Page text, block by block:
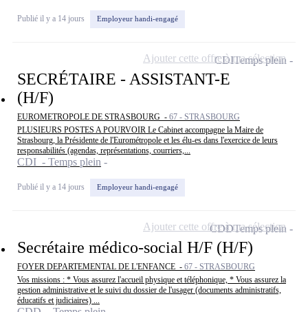
Publié il y a 14 jours Employeur handi-engagé
SECRÉTAIRE - ASSISTANT-E
(H/F)
EUROMETROPOLE DE STRASBOURG - 67 - STRASBOURG
PLUSIEURS POSTES A POURVOIR Le Cabinet accompagne la Maire de
Strasbourg, la Présidente de l'Eurométropole et les élu-es dans l'exercice de leurs
responsabilités (agendas, représentations, courriers,...
CDI - Temps plein
Publié il y a 14 jours Employeur handi-engagé
CDITemps plein
Ajouter cette offre à ma sélection
Secrétaire médico-social H/F (H/F)
FOYER DEPARTEMENTAL DE L'ENFANCE - 67 - STRASBOURG
Vos missions : * Vous assurez l'accueil physique et téléphonique, * Vous assurez la
gestion administrative et le suivi du dossier de l'usager (documents administratifs,
éducatifs et judiciaires) ...
CDDTemps plein
Ajouter cette offre à ma sélection